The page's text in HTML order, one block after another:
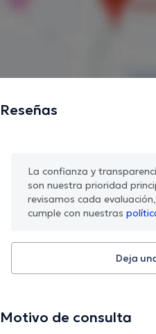
Reseñas
La confianza y
son nuestra prioridad
revisamos cada
cumple con nuestras
Deja
Motivo de consulta